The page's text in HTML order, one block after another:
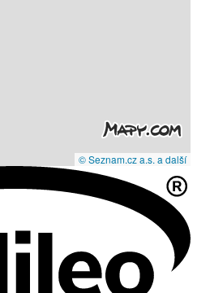
© Seznam.cz a.s. a další